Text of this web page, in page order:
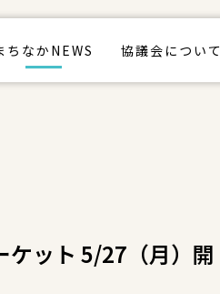
ちなかNEWS 協議会について
ケット 5/27（月）開